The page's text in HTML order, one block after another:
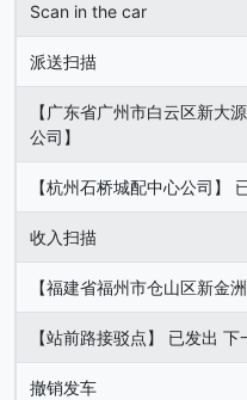
Scan in the car
派送扫描
【广东省广州市白云区新大
公司】
【杭州石桥城配中心公司】
收入扫描
【福建省福州市仓山区新金
【站前路接驳点】 已发出 下
撤销发车